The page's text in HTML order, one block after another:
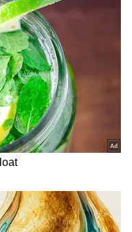
ಹೆಚ್ಚಾಗಬಹುದು.
news ಅನ್ನು